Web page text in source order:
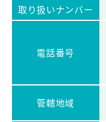
取り扱いナンバー
電話番号
管轄地域